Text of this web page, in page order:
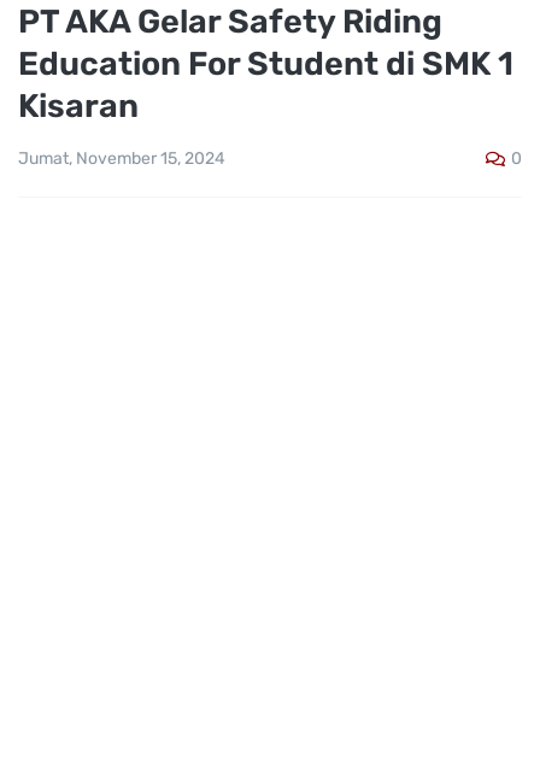
PT AKA Gelar Safety Riding
Education For Student di SMK 1
Kisaran
Jumat, November 15, 2024 0